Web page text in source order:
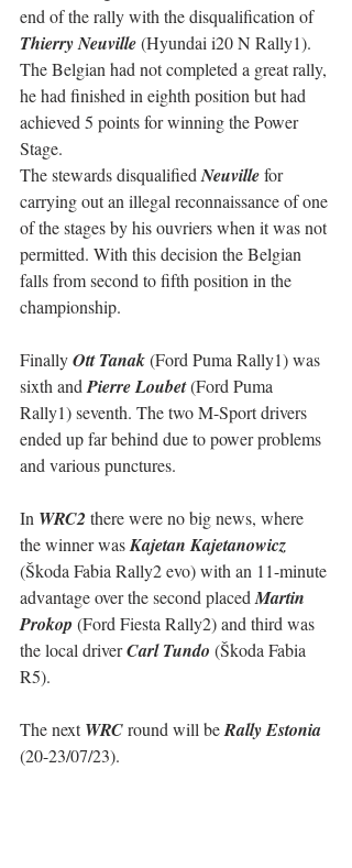
end of the rally with the disqualification of
Thierry Neuville (Hyundai i20 N Rally1).
The Belgian had not completed a great rally,
he had finished in eighth position but had
achieved 5 points for winning the Power
Stage.
The stewards disqualified Neuville for
carrying out an illegal reconnaissance of one
of the stages by his ouvriers when it was not
permitted. With this decision the Belgian
falls from second to fifth position in the
championship.
Finally Ott Tanak (Ford Puma Rally1) was
sixth and Pierre Loubet (Ford Puma
Rally1) seventh. The two M-Sport drivers
ended up far behind due to power problems
and various punctures.
In WRC2 there were no big news, where
the winner was Kajetan Kajetanowicz
(Škoda Fabia Rally2 evo) with an 11-minute
advantage over the second placed Martin
Prokop (Ford Fiesta Rally2) and third was
the local driver Carl Tundo (Škoda Fabia
R5).
The next WRC round will be Rally Estonia
(20-23/07/23).